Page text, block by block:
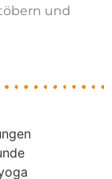
und